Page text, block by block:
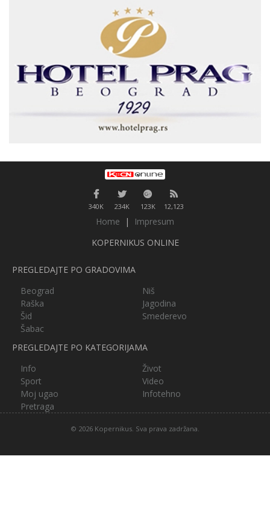
340K 234K 123K 12,123
Home |
Impresum
KOPERNIKUS ONLINE
PREGLEDAJTE PO GRADOVIMA
Beograd
Niš
Raška
Jagodina
Šid
Smederevo
Šabac
PREGLEDAJTE PO KATEGORIJAMA
Info
Život
Sport
Video
Moj ugao
Infotehno
Pretraga
© 2026 Kopernikus. Sva prava zadržana.